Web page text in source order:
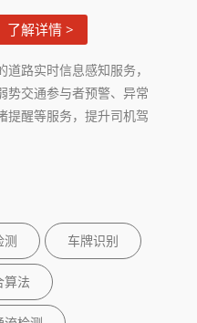
了解详情 >
路实时信息感知服务，
势交通参与者预警、异常
提醒等服务，提升司机驾
测 车牌识别
算法